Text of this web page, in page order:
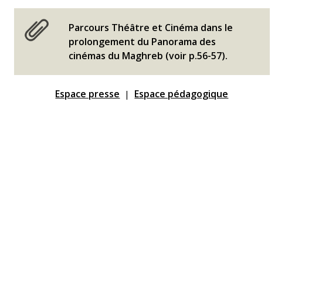
Parcours Théâtre et Cinéma dans le
prolongement du Panorama des
cinémas du Maghreb (voir p.56-57).
Espace presse | Espace pédagogique